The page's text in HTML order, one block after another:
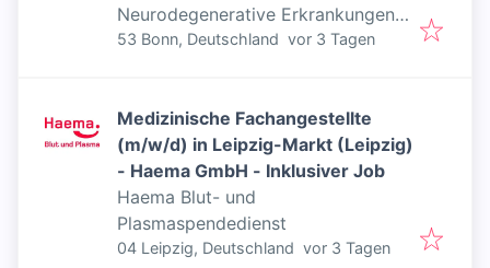
Neurodegenerative Erkrankungen
(DZNE)
53 Bonn, Deutschland Veröffentlicht
vor 3 Tagen
Medizinische Fachangestellte
(m/w/d) in Leipzig-Markt (Leipzig)
- Haema GmbH - Inklusiver Job
Haema Blut- und
Plasmaspendedienst
04 Leipzig, Deutschland Veröffentlicht
vor 3 Tagen